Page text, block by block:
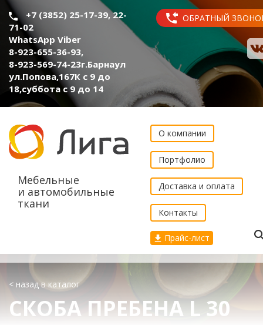
+7 (3852) 25-17-39, 22-
71-02
WhatsApp Viber
8-923-655-36-93,
8-923-569-74-23г.Барнаул
ул.Попова,167К с 9 до
18,суббота с 9 до 14
ОБРАТНЫЙ
Мебельные
и автомобильные
ткани
О компании
Портфолио
Доставка и оплата
Контакты
Прайс-лист
< назад в каталог
СКОБА ПРЕБЕНА L 30